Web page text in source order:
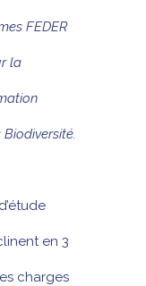
FEDER
la
en 3
charges